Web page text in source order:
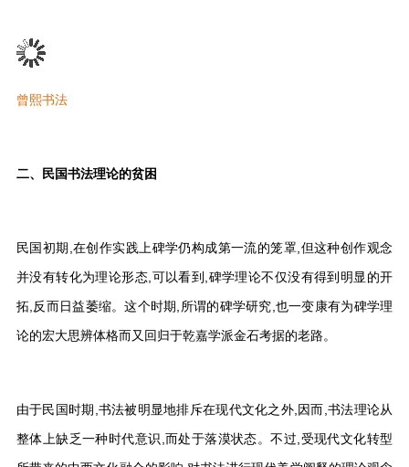
曾熙书法
二、民国书法理论的贫困
民国初期,在创作实践上碑学仍构成第一流的笼罩,但这种创作观念
并没有转化为理论形态,可以看到,碑学理论不仅没有得到明显的开
拓,反而日益萎缩。这个时期,所谓的碑学研究,也一变康有为碑学理
论的宏大思辨体格而又回归于乾嘉学派金石考据的老路。
由于民国时期,书法被明显地排斥在现代文化之外,因而,书法理论从
整体上缺乏一种时代意识,而处于落漠状态。不过,受现代文化转型